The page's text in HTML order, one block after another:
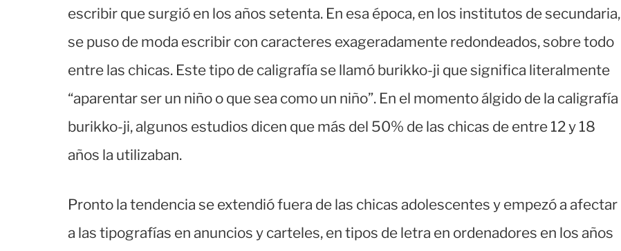
escribir que surgió en los años setenta. En esa época, en los institutos de secundaria,
se puso de moda escribir con caracteres exageradamente redondeados, sobre todo
entre las chicas. Este tipo de caligrafía se llamó burikko-ji que significa literalmente
“aparentar ser un niño o que sea como un niño”. En el momento álgido de la caligrafía
burikko-ji, algunos estudios dicen que más del 50% de las chicas de entre 12 y 18
años la utilizaban.
Pronto la tendencia se extendió fuera de las chicas adolescentes y empezó a afectar
a las tipografías en anuncios y carteles, en tipos de letra en ordenadores en los años